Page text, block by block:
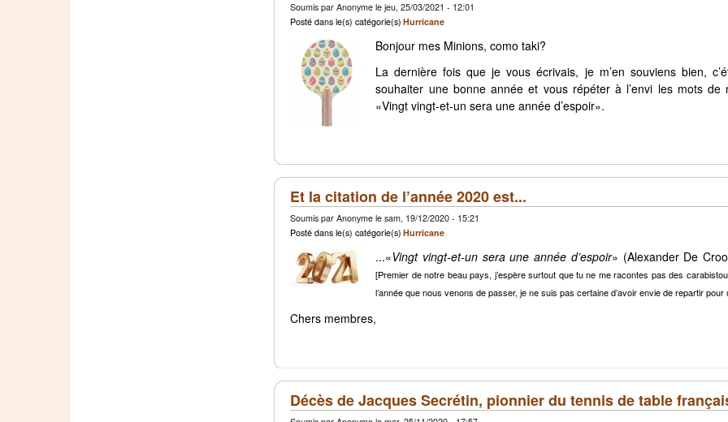
Soumis par Anonyme le jeu, 25/03/2021 - 12:01
Posté dans le(s) catégorie(s) Hurricane
Bonjour mes Minions, como taki?
La dernière fois que je vous écrivais, je m’en souviens bien,
souhaiter une bonne année et vous répéter à l’envi les mots de
«Vingt vingt-et-un sera une année d’espoir».
Et la citation de l’année 2020 est...
Soumis par Anonyme le sam, 19/12/2020 - 15:21
Posté dans le(s) catégorie(s) Hurricane
...«Vingt vingt-et-un sera une année d’espoir» (Alexander De
[Premier de notre beau pays, j’espère surtout que tu ne me racontes pas des
l’année que nous venons de passer, je ne suis pas certaine d’avoir envie de repartir
Chers membres,
Décès de Jacques Secrétin, pionnier du tennis de table